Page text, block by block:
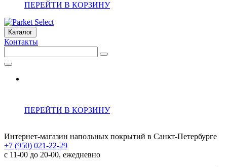
ПЕРЕЙТИ В КОРЗИНУ
Каталог
Контакты
ПЕРЕЙТИ В КОРЗИНУ
Интернет-магазин напольных покрытий в Санкт-Петербурге
+7 (950) 021-22-29
с 11-00 до 20-00, ежедневно